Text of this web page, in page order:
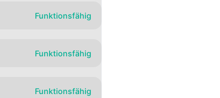
Funktionsfähig
Funktionsfähig
Funktionsfähig